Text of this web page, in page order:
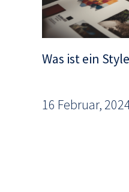
Was ist ein
16 Februar,